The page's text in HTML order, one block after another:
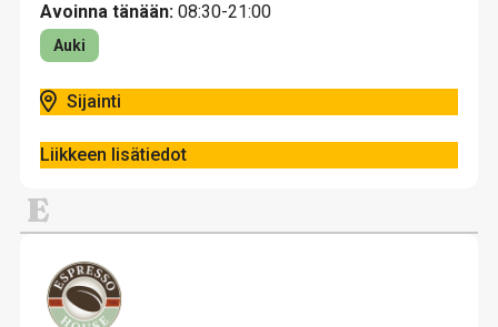
Avoinna tänään: 08:30-21:00
Auki
Sijainti
Liikkeen lisätiedot
E